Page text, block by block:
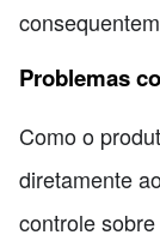
Problemas
Como o
diretamente
controle